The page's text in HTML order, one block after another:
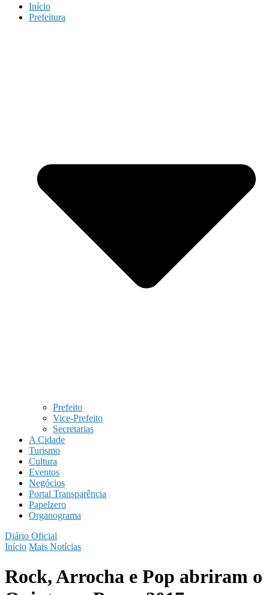
Início
Prefeitura
Prefeito
Vice-Prefeito
Secretarias
A Cidade
Turismo
Cultura
Eventos
Negócios
Portal Transparência
Papelzero
Organograma
Diário Oficial
Início Mais Notícias
Rock, Arrocha e Pop abriram o